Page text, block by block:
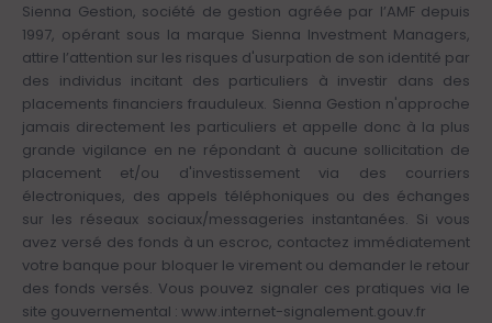
Sienna Gestion, société de gestion agréée par l’AMF depuis
1997, opérant sous la marque Sienna Investment Managers,
attire l’attention sur les risques d'usurpation de son identité par
des individus incitant des particuliers à investir dans des
placements financiers frauduleux. Sienna Gestion n'approche
jamais directement les particuliers et appelle donc à la plus
grande vigilance en ne répondant à aucune sollicitation de
placement et/ou d'investissement via des courriers
électroniques, des appels téléphoniques ou des échanges
sur les réseaux sociaux/messageries instantanées. Si vous
avez versé des fonds à un escroc, contactez immédiatement
votre banque pour bloquer le virement ou demander le retour
des fonds versés. Vous pouvez signaler ces pratiques via le
site gouvernemental : www.internet-signalement.gouv.fr